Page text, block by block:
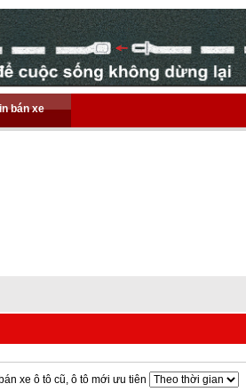
bán xe
xe ô tô cũ, ô tô mới ưu tiên